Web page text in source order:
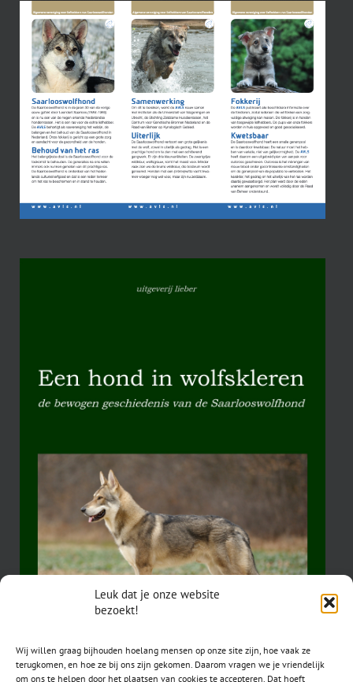
Leuk dat je onze website
bezoekt!
Wij willen graag bijhouden hoelang mensen op onze site zijn, hoe vaak ze
terugkomen, en hoe ze bij ons zijn gekomen. Daarom vragen we je vriendelijk
om ons te helpen door het plaatsen van cookies te accepteren. Dat hoeft